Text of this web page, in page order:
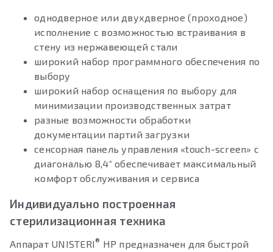
однодверное или двухдверное (проходное)
исполнение с возможностью встраивания в
стену из нержавеющей стали
широкий набор программного обеспечения по
выбору
широкий набор оснащения по выбору для
минимизации производственных затрат
разные возможности обработки
документации партий загрузки
сенсорная панель управления «touch-screen» с
диагональю 8,4“ обеспечивает максимальный
комфорт обслуживания и сервиса
Индивидуально построенная
стерилизационная техника
Аппарат UNISTERI® HP предназначен для быстрой